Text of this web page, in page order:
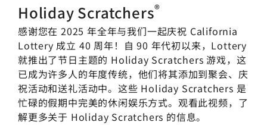
Holiday Scratchers®
感谢您在 2025 年全年与我们一起庆祝 California
Lottery 成立 40 周年！自 90 年代初以来，Lottery
就推出了节日主题的 Holiday Scratchers 游戏，这
已成为许多人的年度传统，他们将其添加到聚会、庆
祝活动和送礼活动中。这些 Holiday Scratchers 是
忙碌的假期中完美的休闲娱乐方式。观看此视频，了
解更多关于 Holiday Scratchers 的信息。